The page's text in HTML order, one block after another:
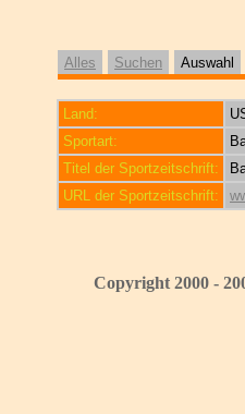
Alles Suchen Auswahl
Land:
Sportart:
Titel der Sportzeitschrift:
URL der Sportzeitschrift:
Copyright 2000 -